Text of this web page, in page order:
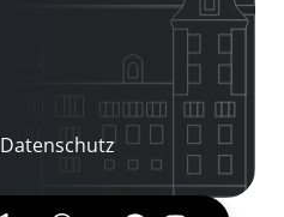
Datenschutz